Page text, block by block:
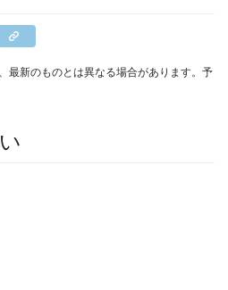
最新のものとは異なる場合があります。予